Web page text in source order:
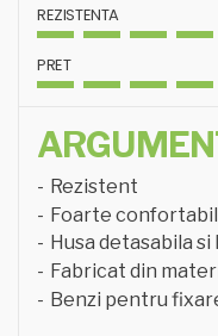
REZISTENTA
PRET
Rezistent
Foarte confortabil
Husa detasabila
Fabricat din
Benzi pentru